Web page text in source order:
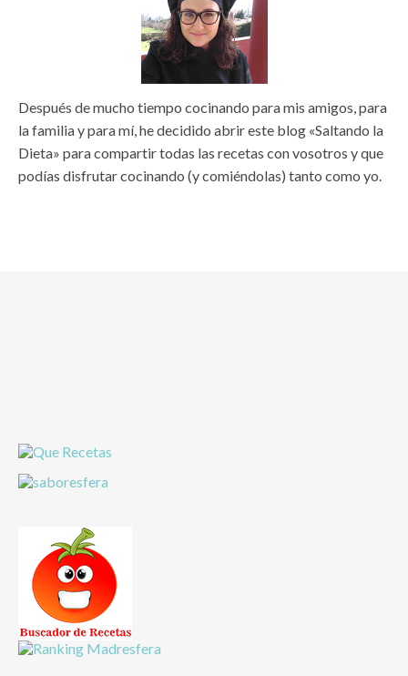
Después de mucho tiempo cocinando para mis amigos, para
la familia y para mí, he decidido abrir este blog «Saltando la
Dieta» para compartir todas las recetas con vosotros y que
podías disfrutar cocinando (y comiéndolas) tanto como yo.